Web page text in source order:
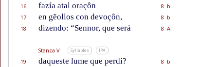
16
fazía atal oraçôn
8 b
17
en gẽollos con devoçôn,
8 b
18
dizendo: “Sennor, que será 8 A
Stanza V Syllables IPA
19 daqueste lume que perdí?
8 b